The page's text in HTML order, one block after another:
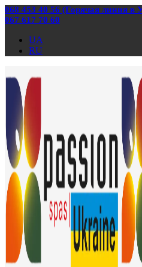
068 453 40 56 (Горячая линия в
067 617 70 60
UA
RU